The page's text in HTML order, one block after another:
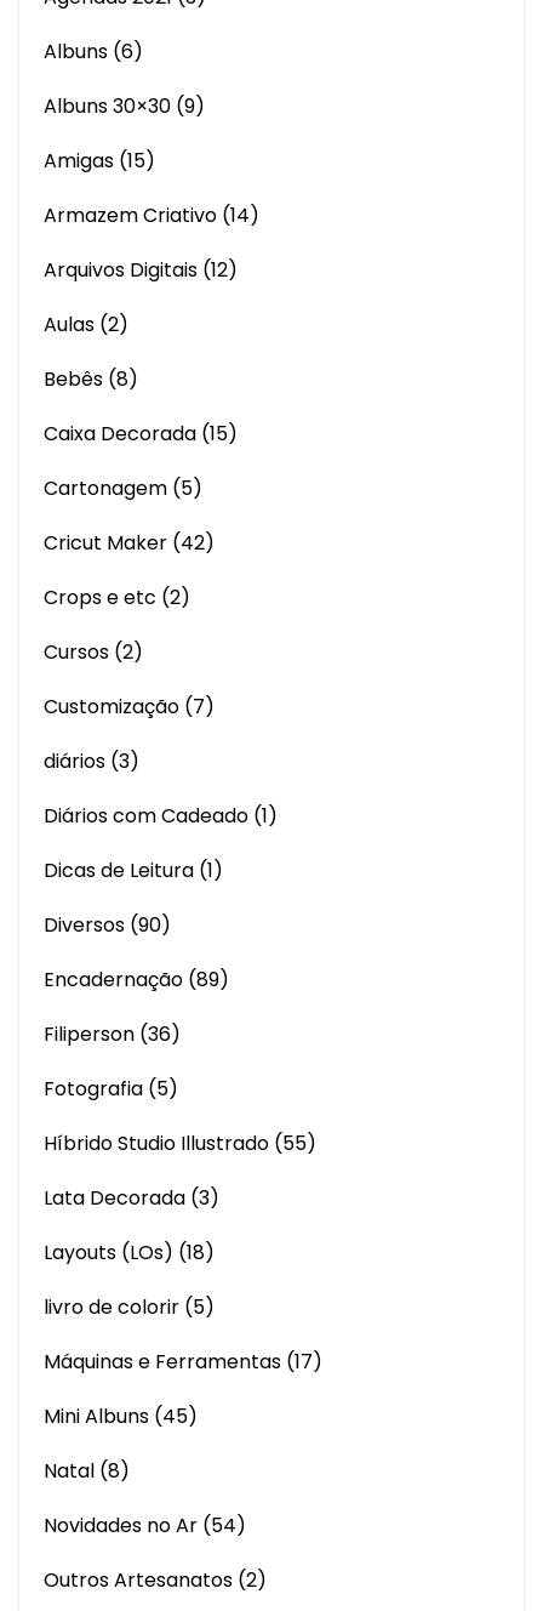
Albuns (6)
Albuns 30×30 (9)
Amigas (15)
Armazem Criativo (14)
Arquivos Digitais (12)
Aulas (2)
Bebês (8)
Caixa Decorada (15)
Cartonagem (5)
Cricut Maker (42)
Crops e etc (2)
Cursos (2)
Customização (7)
diários (3)
Diários com Cadeado (1)
Dicas de Leitura (1)
Diversos (90)
Encadernação (89)
Filiperson (36)
Fotografia (5)
Híbrido Studio Illustrado (55)
Lata Decorada (3)
Layouts (LOs) (18)
livro de colorir (5)
Máquinas e Ferramentas (17)
Mini Albuns (45)
Natal (8)
Novidades no Ar (54)
Outros Artesanatos (2)